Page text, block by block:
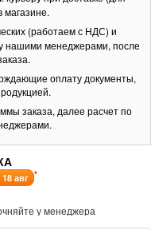
магазине.
(работаем с НДС) и
нашими менеджерами, после
оплату документы,
заказа, далее расчет по
авг *
у менеджера